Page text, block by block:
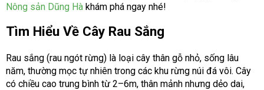
Nông sản Dũng Hà khám phá ngay nhé!
Tìm Hiểu Về Cây Rau Sắng
Rau sắng (rau ngót rừng) là loại cây thân gỗ nhỏ, sống lâu
năm, thường mọc tự nhiên trong các khu rừng núi đá vôi. Cây
có chiều cao trung bình từ 2–6m, thân mảnh nhưng dẻo dai,